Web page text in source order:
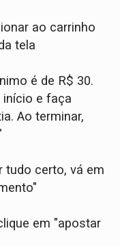
ao carrinho
tela
é de R$ 30.
início e faça
Ao terminar,
tudo certo, vá em
em "apostar